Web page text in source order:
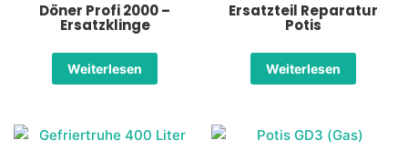
Döner Profi 2000 –
Ersatzklinge
Weiterlesen
Ersatzteil Reparatur
Potis
Weiterlesen